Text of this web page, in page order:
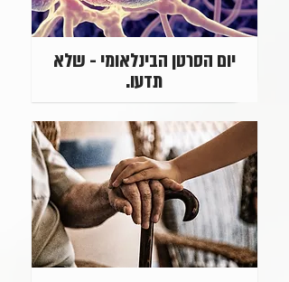
יום הסרטן הבינלאומי - שלא
תדעו.